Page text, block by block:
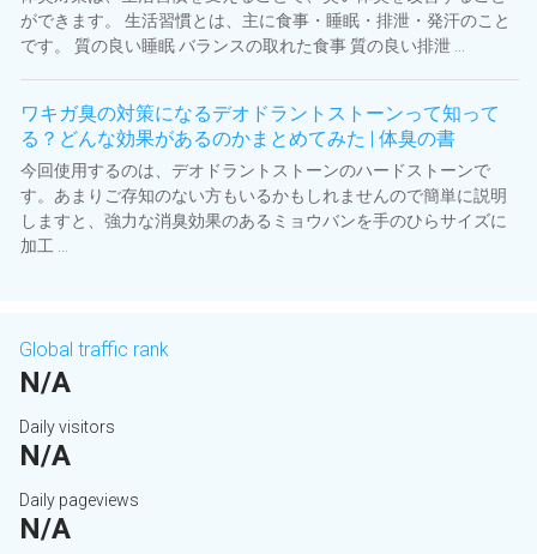
ができます。 生活習慣とは、主に食事・睡眠・排泄・発汗のこと
です。 質の良い睡眠 バランスの取れた食事 質の良い排泄 ...
ワキガ臭の対策になるデオドラントストーンって知って
る？どんな効果があるのかまとめてみた | 体臭の書
今回使用するのは、デオドラントストーンのハードストーンで
す。あまりご存知のない方もいるかもしれませんので簡単に説明
しますと、強力な消臭効果のあるミョウバンを手のひらサイズに
加工 ...
Global traffic rank
N/A
Daily visitors
N/A
Daily pageviews
N/A